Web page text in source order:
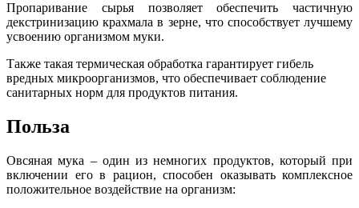
Пропаривание сырья позволяет обеспечить частичную
декстринизацию крахмала в зерне, что способствует лучшему
усвоению организмом муки.
Также такая термическая обработка гарантирует гибель
вредных микроорганизмов, что обеспечивает соблюдение
санитарных норм для продуктов питания.
Польза
Овсяная мука – один из немногих продуктов, который при
включении его в рацион, способен оказывать комплексное
положительное воздействие на организм: